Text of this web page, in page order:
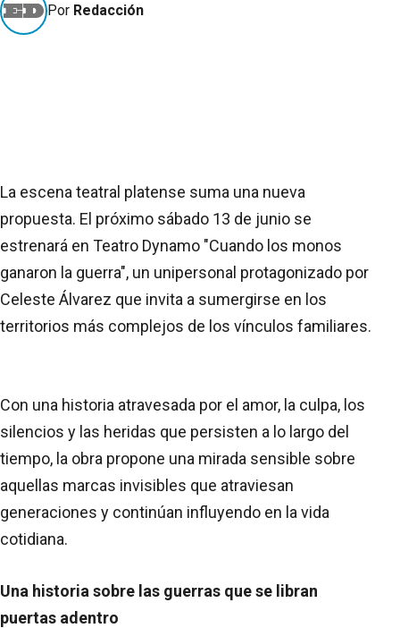
Por Redacción
La escena teatral platense suma una nueva
propuesta. El próximo sábado 13 de junio se
estrenará en Teatro Dynamo "Cuando los monos
ganaron la guerra", un unipersonal protagonizado por
Celeste Álvarez que invita a sumergirse en los
territorios más complejos de los vínculos familiares.
Con una historia atravesada por el amor, la culpa, los
silencios y las heridas que persisten a lo largo del
tiempo, la obra propone una mirada sensible sobre
aquellas marcas invisibles que atraviesan
generaciones y continúan influyendo en la vida
cotidiana.
Una historia sobre las guerras que se libran
puertas adentro